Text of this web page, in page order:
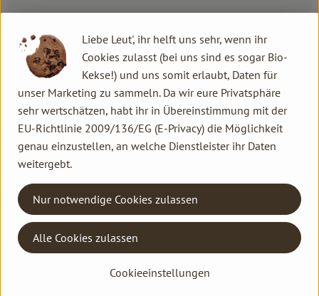
Produktdatenblatt
Herkunft
Hersteller: Baldauf Käse
Deutschland
Baldauf Käse
Liebe Leut', ihr helft uns sehr, wenn ihr
Cookies zulasst (bei uns sind es sogar Bio-
Kekse!) und uns somit erlaubt, Daten für
unser Marketing zu sammeln. Da wir eure Privatsphäre
sehr wertschätzen, habt ihr in Übereinstimmung mit der
EU-Richtlinie 2009/136/EG (E-Privacy) die Möglichkeit
genau einzustellen, an welche Dienstleister ihr Daten
weitergebt.
Cookieeinstellungen
Nur notwendige Cookies zulassen
Alle Cookies zulassen